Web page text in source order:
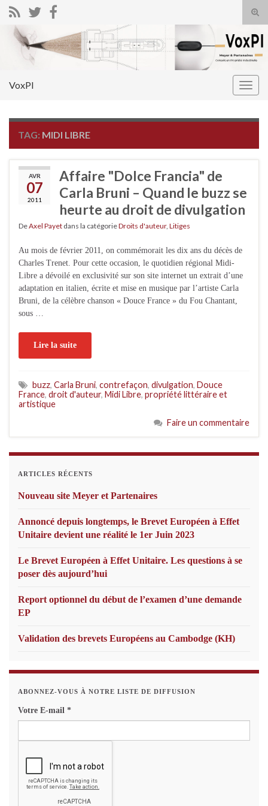
Search for:
VoxPI
TAG: MIDI LIBRE
AVR
07
2011
Affaire "Dolce Francia" de
Carla Bruni – Quand le buzz se
heurte au droit de divulgation
DeAxel Payet dans la catégorieDroits d'auteur, Litiges
Au mois de février 2011, on commémorait les dix ans du décès de
Charles Trenet. Pour cette occasion, le quotidien régional Midi-
Libre a dévoilé en exclusivité sur son site internet un extrait d’une
adaptation en italien, écrite et mise en musique par l’artiste Carla
Bruni, de la célèbre chanson « Douce France » du Fou Chantant,
sous …
Lire la suite
buzz, Carla Bruni, contrefaçon, divulgation, Douce
France, droit d'auteur, Midi Libre, propriété littéraire et
artistique
Faire un commentaire
ARTICLES RÉCENTS
Nouveau site Meyer et Partenaires
Annoncé depuis longtemps, le Brevet Européen à Effet
Unitaire devient une réalité le 1er Juin 2023
Le Brevet Européen à Effet Unitaire. Les questions à se
poser dès aujourd’hui
Report optionnel du début de l’examen d’une demande
EP
Validation des brevets Européens au Cambodge (KH)
ABONNEZ-VOUS À NOTRE LISTE DE DIFFUSION
Votre E-mail *